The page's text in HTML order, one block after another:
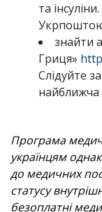
та
знайти
Гриця»
Слідуйте
найближча
Програма
українцям
до медичних
статусу
безоплатні